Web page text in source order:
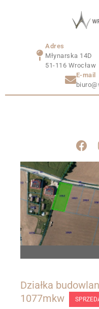
Adres
Młynarska 14D
51-116 Wrocław
E-mail
Działka
1077mkw